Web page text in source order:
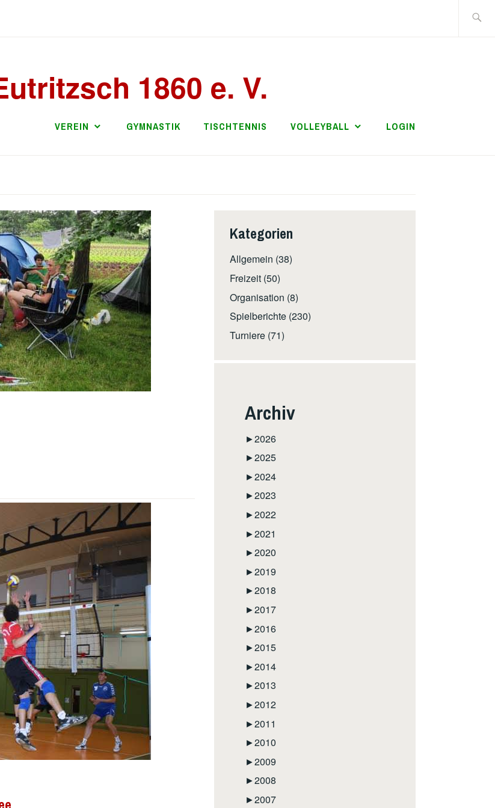
1860 e. V.
VEREIN GYMNASTIK TISCHTENNIS VOLLEYBALL LOGIN
Kategorien
Allgemein (38)
Freizeit(50)
Organisation (8)
Spielberichte(230)
Turniere(71)
Archiv
►2026
►2025
►2024
►2023
►2022
►2021
►2020
►2019
►2018
►2017
►2016
►2015
►2014
►2013
►2012
►2011
►2010
►2009
►2008
►2007